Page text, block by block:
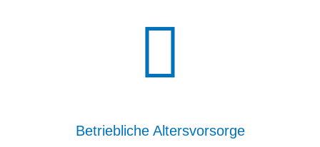
Betriebliche Altersvorsorge